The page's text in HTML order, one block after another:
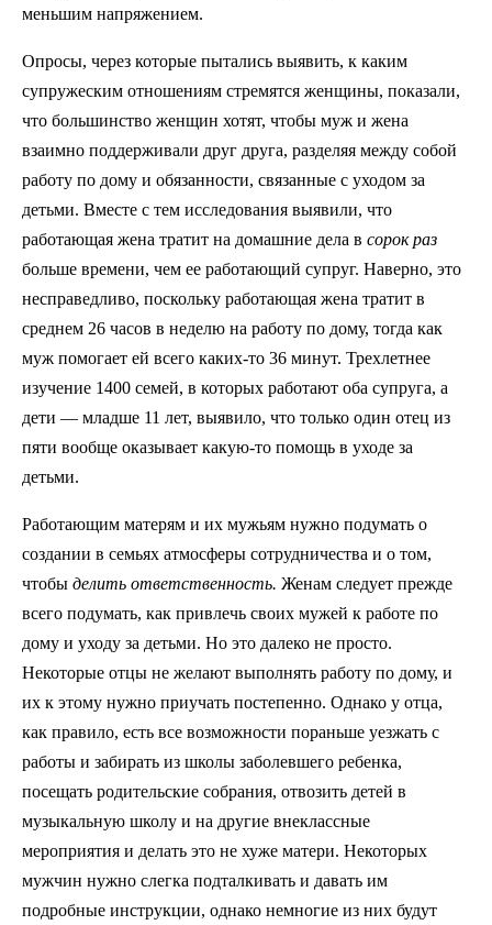
меньшим напряжением.
Опросы, через которые пытались выявить, к каким
супружеским отношениям стремятся женщины, показали,
что большинство женщин хотят, чтобы муж и жена
взаимно поддерживали друг друга, разделяя между собой
работу по дому и обязанности, связанные с уходом за
детьми. Вместе с тем исследования выявили, что
работающая жена тратит на домашние дела в сорок раз
больше времени, чем ее работающий супруг. Наверно, это
несправедливо, поскольку работающая жена тратит в
среднем 26 часов в неделю на работу по дому, тогда как
муж помогает ей всего каких-то 36 минут. Трехлетнее
изучение 1400 семей, в которых работают оба супруга, а
дети — младше 11 лет, выявило, что только один отец из
пяти вообще оказывает какую-то помощь в уходе за
детьми.
Работающим матерям и их мужьям нужно подумать о
создании в семьях атмосферы сотрудничества и о том,
чтобы делить ответственность. Женам следует прежде
всего подумать, как привлечь своих мужей к работе по
дому и уходу за детьми. Но это далеко не просто.
Некоторые отцы не желают выполнять работу по дому, и
их к этому нужно приучать постепенно. Однако у отца,
как правило, есть все возможности пораньше уезжать с
работы и забирать из школы заболевшего ребенка,
посещать родительские собрания, отвозить детей в
музыкальную школу и на другие внеклассные
мероприятия и делать это не хуже матери. Некоторых
мужчин нужно слегка подталкивать и давать им
подробные инструкции, однако немногие из них будут